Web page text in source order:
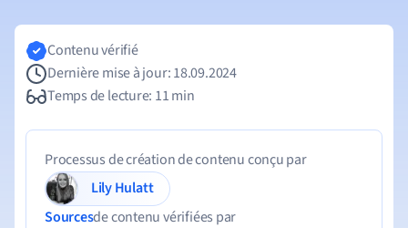
Contenu vérifié
Dernière mise à jour: 18.09.2024
Temps de lecture: 11 min
Processus de création de contenu conçu par
Lily Hulatt
Sourcesde contenu vérifiées par